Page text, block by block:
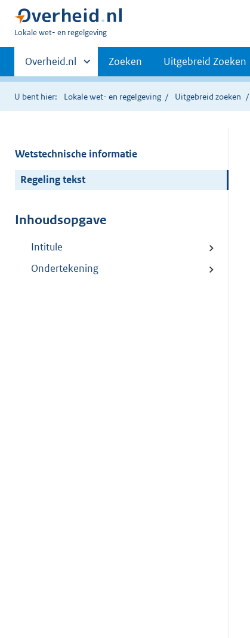
U
hier:
Lokale wet- en regelgeving
Primaire
navigatie
Andere
sites
binnen
Overheid.nl Zoeken Uitgebreid Zoeken
U bent hier: Lokale wet- en regelgeving Uitgebreid zoeken
Wetstechnische informatie
Regeling tekst
Inhoudsopgave
Intitule
Ondertekening